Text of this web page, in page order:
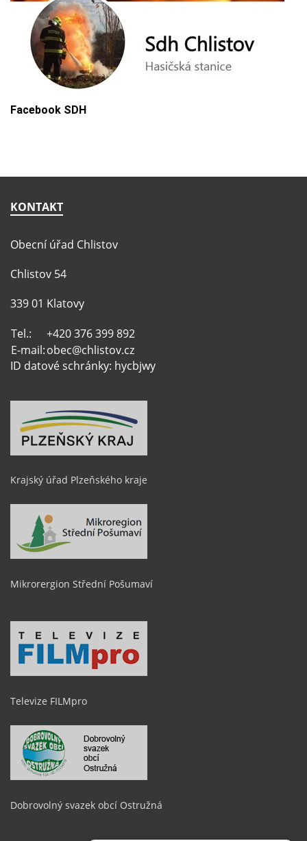
Facebook SDH
KONTAKT
Obecní úřad Chlistov
Chlistov 54
339 01 Klatovy
Tel.:
+420 376 399 892
E-mail:obec@chlistov.cz
ID datové schránky: hycbjwy
Krajský úřad Plzeňského kraje
Mikrorergion Střední Pošumaví
Televize FILMpro
Dobrovolný svazek obcí Ostružná